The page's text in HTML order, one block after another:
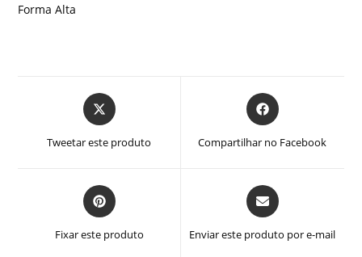
Forma Alta
Abre
em
nova
Tweetar este produto
Abre
em
nova
Compartilhar no Facebook
Abre
em
nova
Fixar este produto
Abre
em
nova
Enviar este produto por e-mail